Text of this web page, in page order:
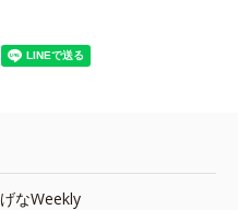
なWeekly